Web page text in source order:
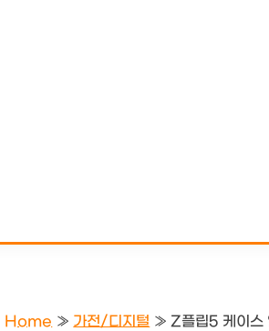
Home » 가전/디지털 »Z플립5 케이스